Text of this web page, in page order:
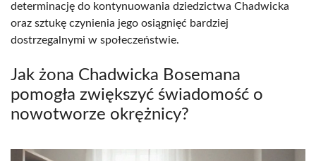
determinację do kontynuowania dziedzictwa Chadwicka
oraz sztukę czynienia jego osiągnięć bardziej
dostrzegalnymi w społeczeństwie.
Jak żona Chadwicka Bosemana
pomogła zwiększyć świadomość o
nowotworze okrężnicy?